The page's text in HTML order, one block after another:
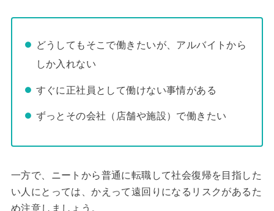
どうしてもそこで働きたいが、アルバイトから
しか入れない
すぐに正社員として働けない事情がある
ずっとその会社（店舗や施設）で働きたい
一方で、ニートから普通に転職して社会復帰を目指した
い人にとっては、かえって遠回りになるリスクがあるた
め注意しましょう。